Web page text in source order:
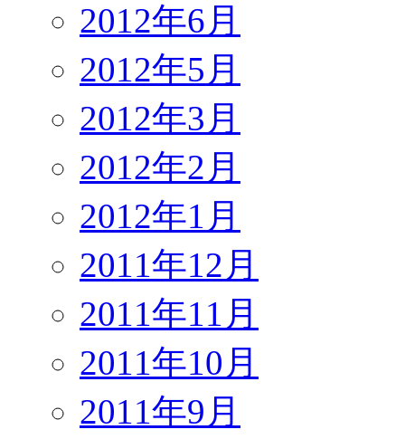
2012年6月
2012年5月
2012年3月
2012年2月
2012年1月
2011年12月
2011年11月
2011年10月
2011年9月